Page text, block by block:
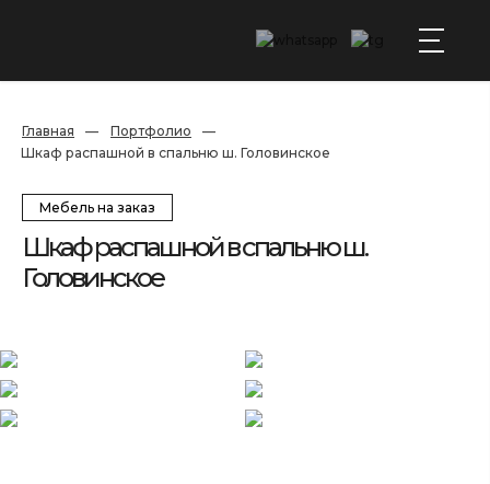
Главная — Портфолио
—
Шкаф распашной в спальню ш. Головинское
Мебель на заказ
Шкаф распашной в спальню ш.
Головинское